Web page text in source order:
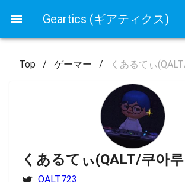
Geartics (ギアティクス)
Top / ゲーマー / くあるてぃ
くあるてぃ(QALT/쿠아
QALT723